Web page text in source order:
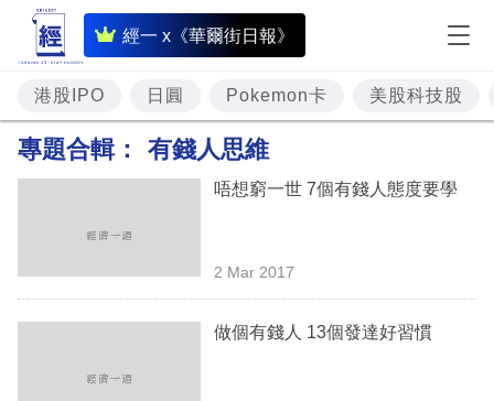
經一 x《華爾街日報》
即
時
財
經
資
樓
港股IPO 日圓 Pokemon卡 美股科技股
專題合輯： 有錢人思維
唔想窮一世 7個有錢人態度要學
2 Mar 2017
做個有錢人 13個發達好習慣